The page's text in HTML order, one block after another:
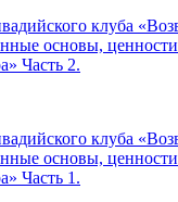
клуба
основы,
Часть 2.
клуба
основы,
Часть 1.